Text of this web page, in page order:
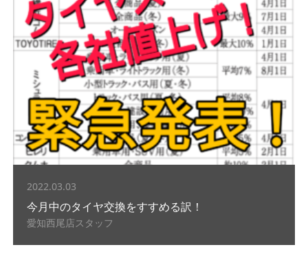
2022.03.03
今月中のタイヤ交換をすすめる訳！
愛知西尾店スタッフ